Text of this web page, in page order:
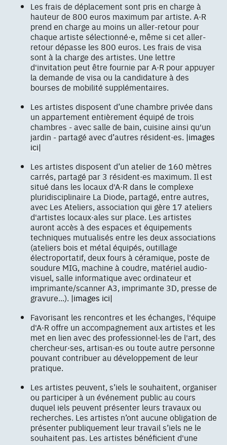
Les frais de déplacement sont pris en charge à
hauteur de 800 euros maximum par artiste. A·R
prend en charge au moins un aller-retour pour
chaque artiste sélectionné·e, même si cet aller-
retour dépasse les 800 euros. Les frais de visa
sont à la charge des artistes. Une lettre
d'invitation peut être fournie par A·R pour appuyer
la demande de visa ou la candidature à des
bourses de mobilité supplémentaires.
Les artistes disposent d’une chambre privée dans
un appartement entièrement équipé de trois
chambres - avec salle de bain, cuisine ainsi qu'un
jardin - partagé avec d’autres résident·es. |images
ici|
Les artistes disposent d’un atelier de 160 mètres
carrés, partagé par 3 résident·es maximum. Il est
situé dans les locaux d'A·R dans le complexe
pluridisciplinaire La Diode, partagé, entre autres,
avec Les Ateliers, association qui gère 17 ateliers
d'artistes locaux·ales sur place. Les artistes
auront accès à des espaces et équipements
techniques mutualisés entre les deux associations
(ateliers bois et métal équipés, outillage
électroportatif, deux fours à céramique, poste de
soudure MIG, machine à coudre, matériel audio-
visuel, salle informatique avec ordinateur et
imprimante/scanner A3, imprimante 3D, presse de
gravure...). |images ici|
Favorisant les rencontres et les échanges, l'équipe
d'A·R offre un accompagnement aux artistes et les
met en lien avec des professionnel·les de l'art, des
chercheur·ses, artisan·es ou toute autre personne
pouvant contribuer au développement de leur
pratique.
Les artistes peuvent, s’iels le souhaitent, organiser
ou participer à un événement public au cours
duquel iels peuvent présenter leurs travaux ou
recherches. Les artistes n’ont aucune obligation de
présenter publiquement leur travail s’iels ne le
souhaitent pas. Les artistes bénéficient d'une